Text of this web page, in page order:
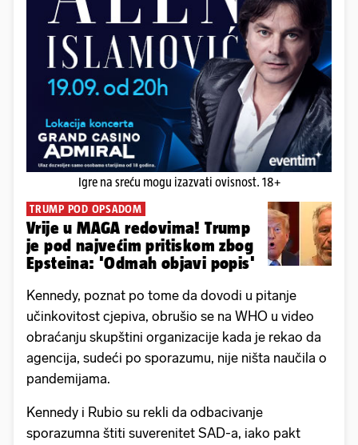
Igre na sreću mogu izazvati ovisnost. 18+
TRUMP POD OPSADOM
Vrije u MAGA redovima! Trump
je pod najvećim pritiskom zbog
Epsteina: 'Odmah objavi popis'
Kennedy, poznat po tome da dovodi u pitanje
učinkovitost cjepiva, obrušio se na WHO u video
obraćanju skupštini organizacije kada je rekao da
agencija, sudeći po sporazumu, nije ništa naučila o
pandemijama.
Kennedy i Rubio su rekli da odbacivanje
sporazumna štiti suverenitet SAD-a, iako pakt